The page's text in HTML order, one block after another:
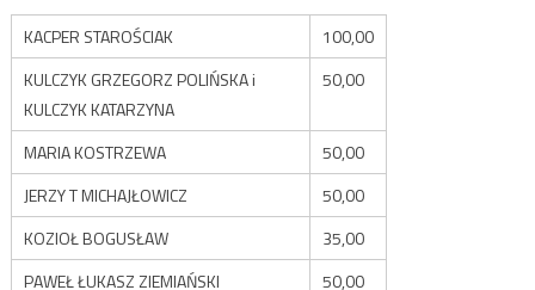
KACPER STAROŚCIAK
100,00
KULCZYK GRZEGORZ POLIŃSKA i
KULCZYK KATARZYNA
50,00
MARIA KOSTRZEWA
50,00
JERZY T MICHAJŁOWICZ
50,00
KOZIOŁ BOGUSŁAW
35,00
PAWEŁ ŁUKASZ ZIEMIAŃSKI
50,00